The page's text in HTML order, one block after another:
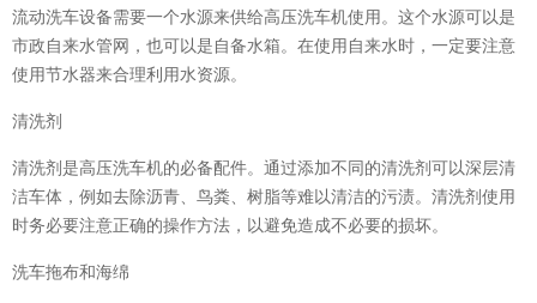
流动洗车设备需要一个水源来供给高压洗车机使用。这个水源可以是
市政自来水管网，也可以是自备水箱。在使用自来水时，一定要注意
使用节水器来合理利用水资源。
清洗剂
清洗剂是高压洗车机的必备配件。通过添加不同的清洗剂可以深层清
洁车体，例如去除沥青、鸟粪、树脂等难以清洁的污渍。清洗剂使用
时务必要注意正确的操作方法，以避免造成不必要的损坏。
洗车拖布和海绵